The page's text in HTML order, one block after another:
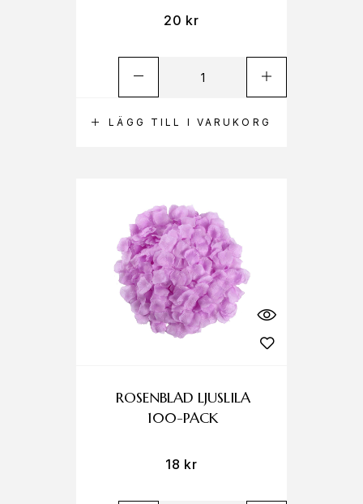
LÄGG TILL I VARUKORG
20 kr
ROSENBLAD LJUSLILA
100-PACK
18 kr